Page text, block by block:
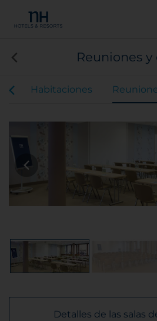
Reuniones y
Habitaciones
Detalles de las salas